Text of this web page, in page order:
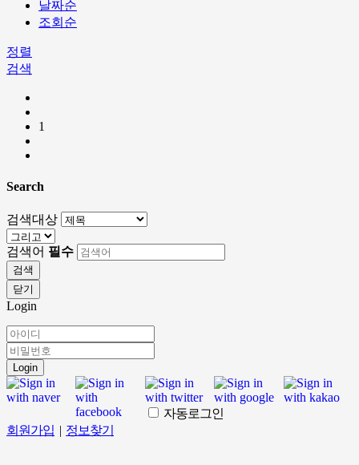
날짜순
조회순
정렬
검색
1
Search
검색대상
검색어 필수
검색
닫기
Login
Login
자동로그인
회원가입 | 정보찾기